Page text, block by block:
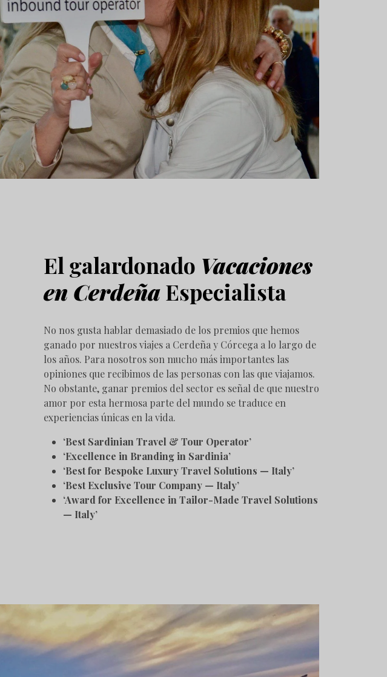
El galardonado Vacaciones
en CerdeñaEspecialista
No nos gusta hablar demasiado de los premios que hemos
ganado por nuestros viajes a Cerdeña y Córcega a lo largo de
los años. Para nosotros son mucho más importantes las
opiniones que recibimos de las personas con las que viajamos.
No obstante, ganar premios del sector es señal de que nuestro
amor por esta hermosa parte del mundo se traduce en
experiencias únicas en la vida.
‘Best Sardinian Travel & Tour Operator’
‘Excellence in Branding in Sardinia’
‘Best for Bespoke Luxury Travel Solutions — Italy’
‘Best Exclusive Tour Company — Italy’
‘Award for Excellence in Tailor-Made Travel Solutions
— Italy’